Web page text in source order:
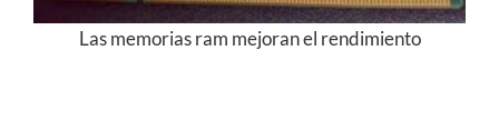
Las memorias ram mejoran el rendimiento